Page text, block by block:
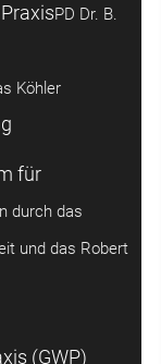
PD Dr. B.
Köhler
für
durch das
und das Robert
(GWP)